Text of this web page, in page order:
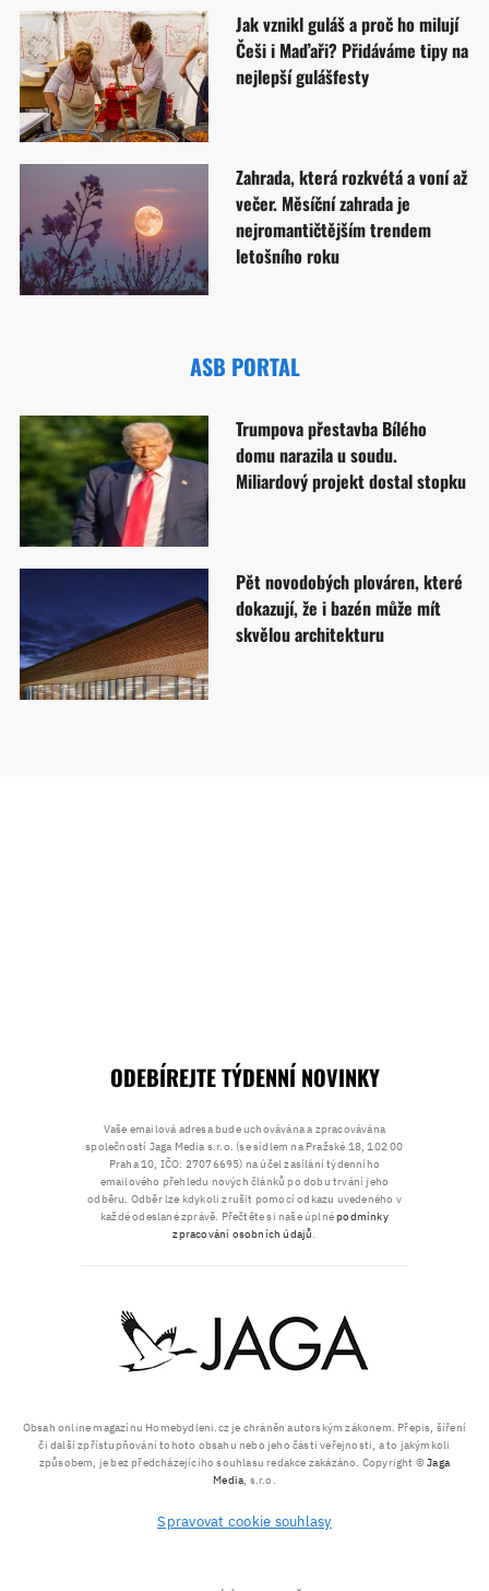
Jak vznikl guláš a proč ho milují
Češi i Maďaři? Přidáváme tipy na
nejlepší gulášfesty
Zahrada, která rozkvétá a voní až
večer. Měsíční zahrada je
nejromantičtějším trendem
letošního roku
ASB PORTAL
Trumpova přestavba Bílého
domu narazila u soudu.
Miliardový projekt dostal stopku
Pět novodobých plováren, které
dokazují, že i bazén může mít
skvělou architekturu
Obsah online magazínu Homebydleni.cz je chráněn autorským zákonem. Přepis, šíření
či další zpřístupňování tohoto obsahu nebo jeho části veřejnosti, a to jakýmkoli
způsobem, je bez předcházejícího souhlasu redakce zakázáno. Copyright ©Jaga
Media, s.r.o.
Spravovat cookie souhlasy
ODEBÍREJTE TÝDENNÍ NOVINKY
Vaše emailová adresa bude uchovávána a zpracovávána
společností Jaga Media s.r.o. (se sídlem na Pražské 18, 102 00
Praha 10, IČO: 27076695) na účel zasílání týdenního
emailového přehledu nových článků po dobu trvání jeho
odběru. Odběr lze kdykoli zrušit pomocí odkazu uvedeného v
každé odeslané zprávě. Přečtěte si naše úplnépodmínky
zpracování osobních údajů.